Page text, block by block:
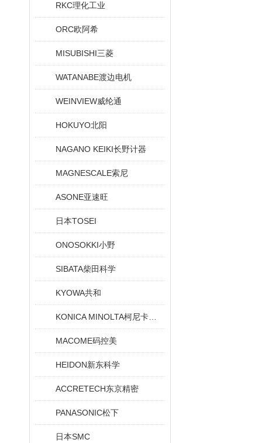
RKC理化工业
ORC欧阿希
MISUBISHI三菱
WATANABE渡边电机
WEINVIEW威纶通
HOKUYO北阳
NAGANO KEIKI长野计器
MAGNESCALE索尼
ASONE亚速旺
日本TOSEI
ONOSOKKI小野
SIBATA柴田科学
KYOWA共和
MACOME码控美
HEIDON新东科学
ACCRETECH东京精密
PANASONIC松下
日本SMC